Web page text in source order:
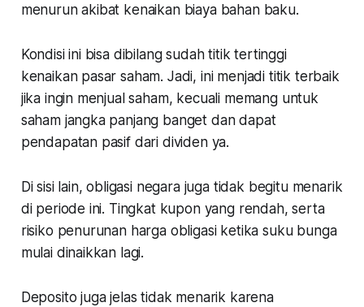
menurun akibat kenaikan biaya bahan baku.
Kondisi ini bisa dibilang sudah titik tertinggi
kenaikan pasar saham. Jadi, ini menjadi titik terbaik
jika ingin menjual saham, kecuali memang untuk
saham jangka panjang banget dan dapat
pendapatan pasif dari dividen ya.
Di sisi lain, obligasi negara juga tidak begitu menarik
di periode ini. Tingkat kupon yang rendah, serta
risiko penurunan harga obligasi ketika suku bunga
mulai dinaikkan lagi.
Deposito juga jelas tidak menarik karena